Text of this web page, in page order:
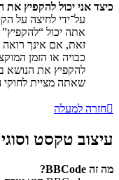
כיצד אני יכול להקפיץ את
על־ידי לחיצה על
אתה יכול
זאת, אם אינך רואה
כבויה או הזמן
להקפיץ את הנושא
שאתה מציית
חזרה למעלה
עיצוב טקסט
מה זה BBCode?